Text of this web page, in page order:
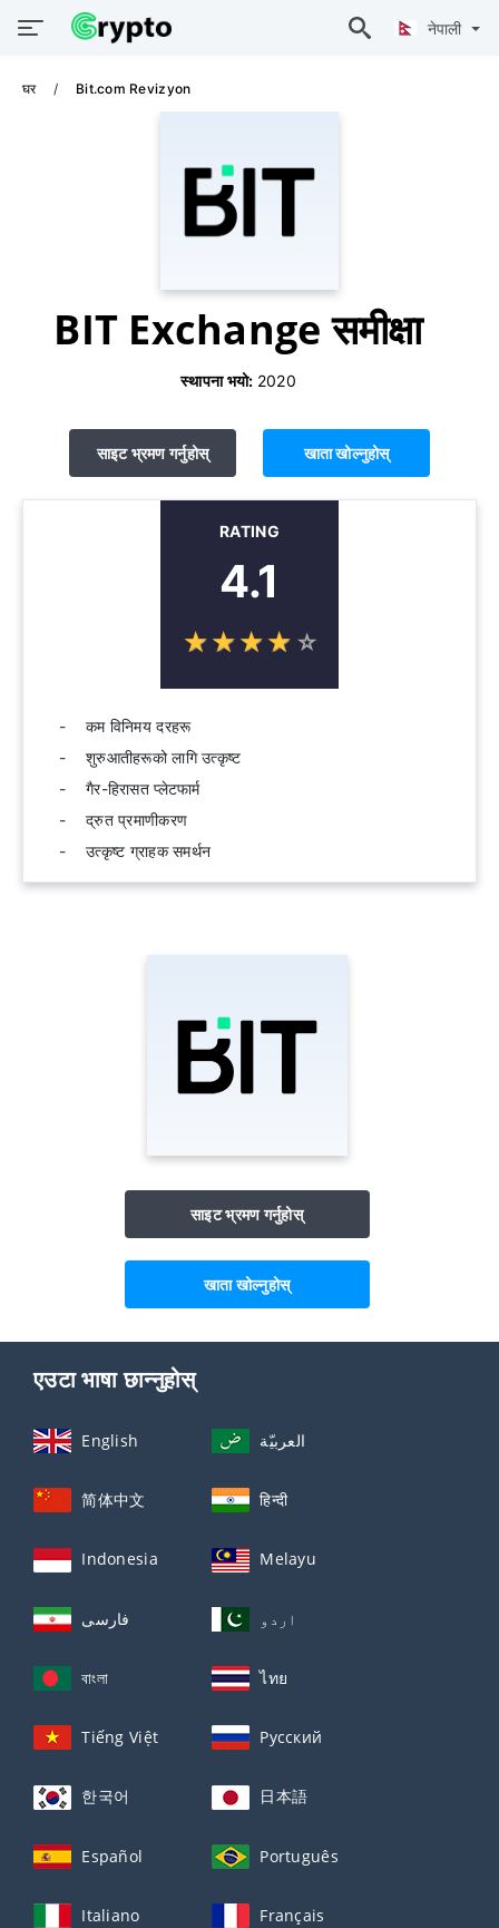
नेपाली
घर Bit.com Revizyon
BIT Exchange समीक्षा
स्थापना भयो: 2020
साइट भ्रमण गर्नुहोस् खाता खोल्नुहोस्
RATING
4.1
☆☆☆☆ ☆
★★★★ ★
कम विनिमय दरहरू
शुरुआतीहरूको लागि उत्कृष्ट
गैर-हिरासत प्लेटफार्म
द्रुत प्रमाणीकरण
उत्कृष्ट ग्राहक समर्थन
साइट भ्रमण गर्नुहोस्
खाता खोल्नुहोस्
एउटा भाषा छान्नुहोस्
English العربيّة
简体中文 हिन्दी
Indonesia Melayu
فارسی اردو
বাংলা ไทย
Tiếng Việt Русский
한국어 日本語
Español Português
Italiano Français